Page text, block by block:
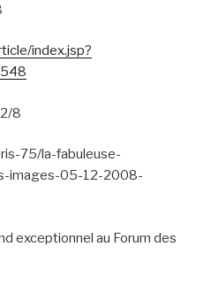
index.jsp?
8
75/la-fabuleuse-
images-05-12-2008-
exceptionnel au Forum des